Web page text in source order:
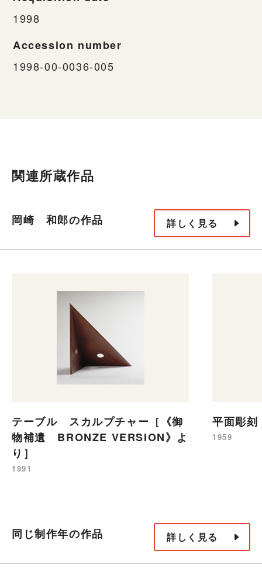
1998
Accession number
1998-00-0036-005
関連所蔵作品
岡崎 和郎の作品 詳しく見る
テーブル スカルプチャー［《御
物補遺 BRONZE VERSION》よ
り］
1991
平面彫刻
1959
同じ制作年の作品 詳しく見る